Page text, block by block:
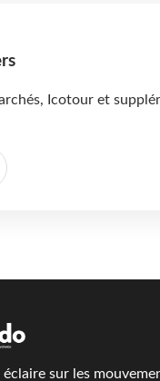
Icotour et
sur les